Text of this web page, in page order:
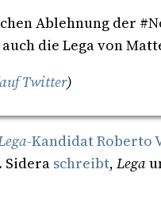
Ablehnung der
die Lega von
auf Twitter)
-Kandidat Roberto
Sidera schreibt, Lega